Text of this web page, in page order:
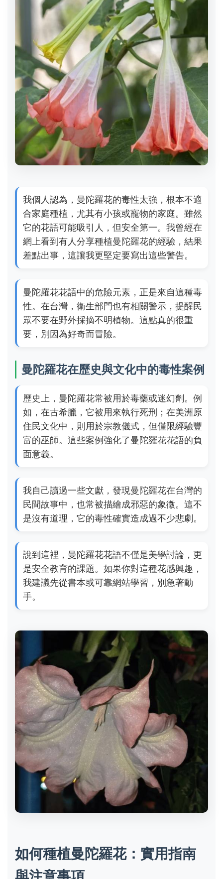
我個人認為，曼陀羅花的毒性太強，根本不適
合家庭種植，尤其有小孩或寵物的家庭。雖然
它的花語可能吸引人，但安全第一。我曾經在
網上看到有人分享種植曼陀羅花的經驗，結果
差點出事，這讓我更堅定要寫出這些警告。
曼陀羅花花語中的危險元素，正是來自這種毒
性。在台灣，衛生部門也有相關警示，提醒民
眾不要在野外採摘不明植物。這點真的很重
要，別因為好奇而冒險。
曼陀羅花在歷史與文化中的毒性案例
歷史上，曼陀羅花常被用於毒藥或迷幻劑。例
如，在古希臘，它被用來執行死刑；在美洲原
住民文化中，則用於宗教儀式，但僅限經驗豐
富的巫師。這些案例強化了曼陀羅花花語的負
面意義。
我自己讀過一些文獻，發現曼陀羅花在台灣的
民間故事中，也常被描繪成邪惡的象徵。這不
是沒有道理，它的毒性確實造成過不少悲劇。
說到這裡，曼陀羅花花語不僅是美學討論，更
是安全教育的課題。如果你對這種花感興趣，
我建議先從書本或可靠網站學習，別急著動
手。
如何種植曼陀羅花：實用指南